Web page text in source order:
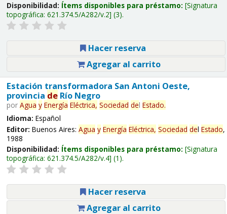
Disponibilidad: Ítems disponibles para préstamo: Signatura
topográfica: 621.374.5/A282/v.2 (3).
Hacer reserva
Agregar al carrito
Estación transformadora San Antoni Oeste,
provincia deRío Negro
por Agua y Energía Eléctrica, Sociedad del Estado.
Idioma: Español
Editor: Buenos Aires: Agua y Energía Eléctrica, Sociedad del Estado,
1988
Disponibilidad: Ítems disponibles para préstamo: Signatura
topográfica: 621.374.5/A282/v.4 (1).
Hacer reserva
Agregar al carrito